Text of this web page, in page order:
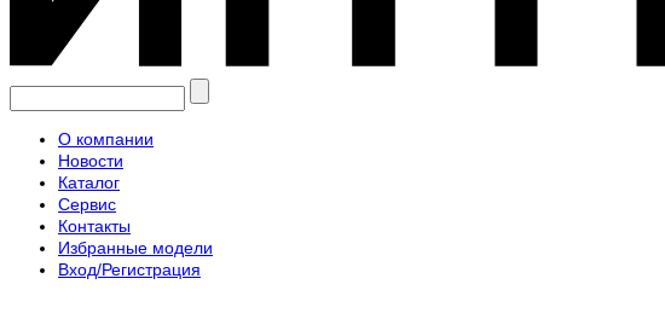
О компании
Новости
Каталог
Сервис
Контакты
Избранные модели
Вход/Регистрация